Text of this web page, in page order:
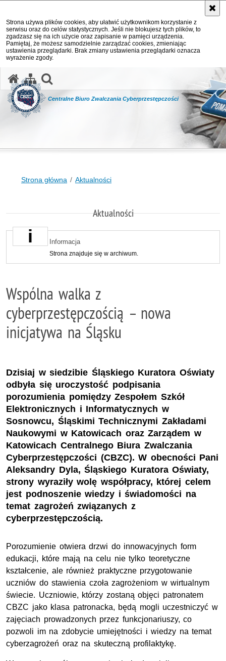
Strona używa plików cookies, aby ułatwić użytkownikom korzystanie z
serwisu oraz do celów statystycznych. Jeśli nie blokujesz tych plików, to
zgadzasz się na ich użycie oraz zapisanie w pamięci urządzenia.
Pamiętaj, że możesz samodzielnie zarządzać cookies, zmieniając
ustawienia przeglądarki. Brak zmiany ustawienia przeglądarki oznacza
wyrażenie zgody.
Centralne Biuro Zwalczania Cyberprzestępczości
Strona główna Aktualności
Aktualności
Informacja
Strona znajduje się w archiwum.
Wspólna walka z
cyberprzestępczością – nowa
inicjatywa na Śląsku
Dzisiaj w siedzibie Śląskiego Kuratora Oświaty
odbyła się uroczystość podpisania
porozumienia pomiędzy Zespołem Szkół
Elektronicznych i Informatycznych w
Sosnowcu, Śląskimi Technicznymi Zakładami
Naukowymi w Katowicach oraz Zarządem w
Katowicach Centralnego Biura Zwalczania
Cyberprzestępczości (CBZC). W obecności Pani
Aleksandry Dyla, Śląskiego Kuratora Oświaty,
strony wyraziły wolę współpracy, której celem
jest podnoszenie wiedzy i świadomości na
temat zagrożeń związanych z
cyberprzestępczością.
Porozumienie otwiera drzwi do innowacyjnych form
edukacji, które mają na celu nie tylko teoretyczne
kształcenie, ale również praktyczne przygotowanie
uczniów do stawienia czoła zagrożeniom w wirtualnym
świecie. Uczniowie, którzy zostaną objęci patronatem
CBZC jako klasa patronacka, będą mogli uczestniczyć w
zajęciach prowadzonych przez funkcjonariuszy, co
pozwoli im na zdobycie umiejętności i wiedzy na temat
cyberzagrożeń oraz na skuteczną profilaktykę.